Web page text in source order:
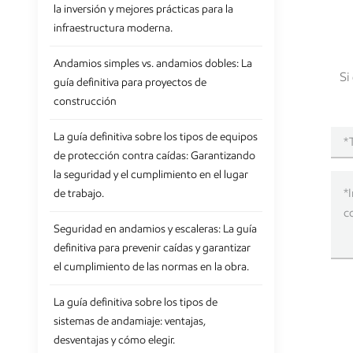
de
la
todos
escala.
montar
de
la inversión y mejores prácticas para la
infraestructura moderna.
Andamios simples vs. andamios dobles: La
guía definitiva para proyectos de
construcción
La guía definitiva sobre los tipos de equipos
de protección contra caídas: Garantizando
la seguridad y el cumplimiento en el lugar
de trabajo.
Seguridad en andamios y escaleras: La guía
definitiva para prevenir caídas y garantizar
el cumplimiento de las normas en la obra.
La guía definitiva sobre los tipos de
sistemas de andamiaje: ventajas,
desventajas y cómo elegir.